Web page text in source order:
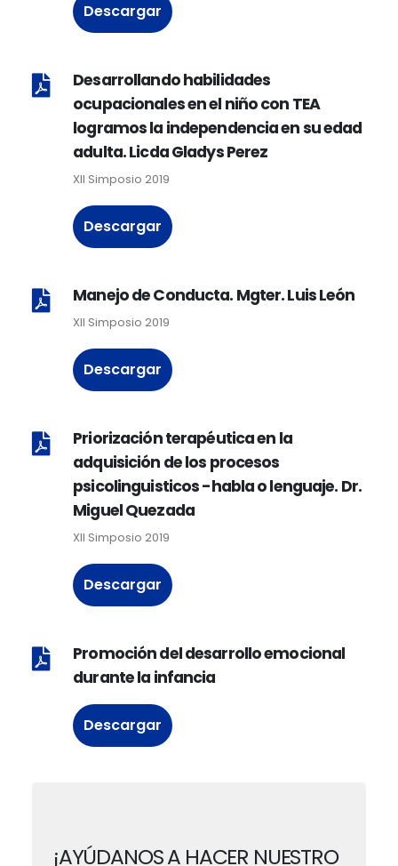
Descargar
Desarrollando habilidades
ocupacionales en el niño con TEA
logramos la independencia en su edad
adulta. Licda Gladys Perez
XII Simposio 2019
Descargar
Manejo de Conducta. Mgter. Luis León
XII Simposio 2019
Descargar
Priorización terapéutica en la
adquisición de los procesos
psicolinguisticos -habla o lenguaje. Dr.
Miguel Quezada
XII Simposio 2019
Descargar
Promoción del desarrollo emocional
durante la infancia
Descargar
¡AYÚDANOS A HACER NUESTRO